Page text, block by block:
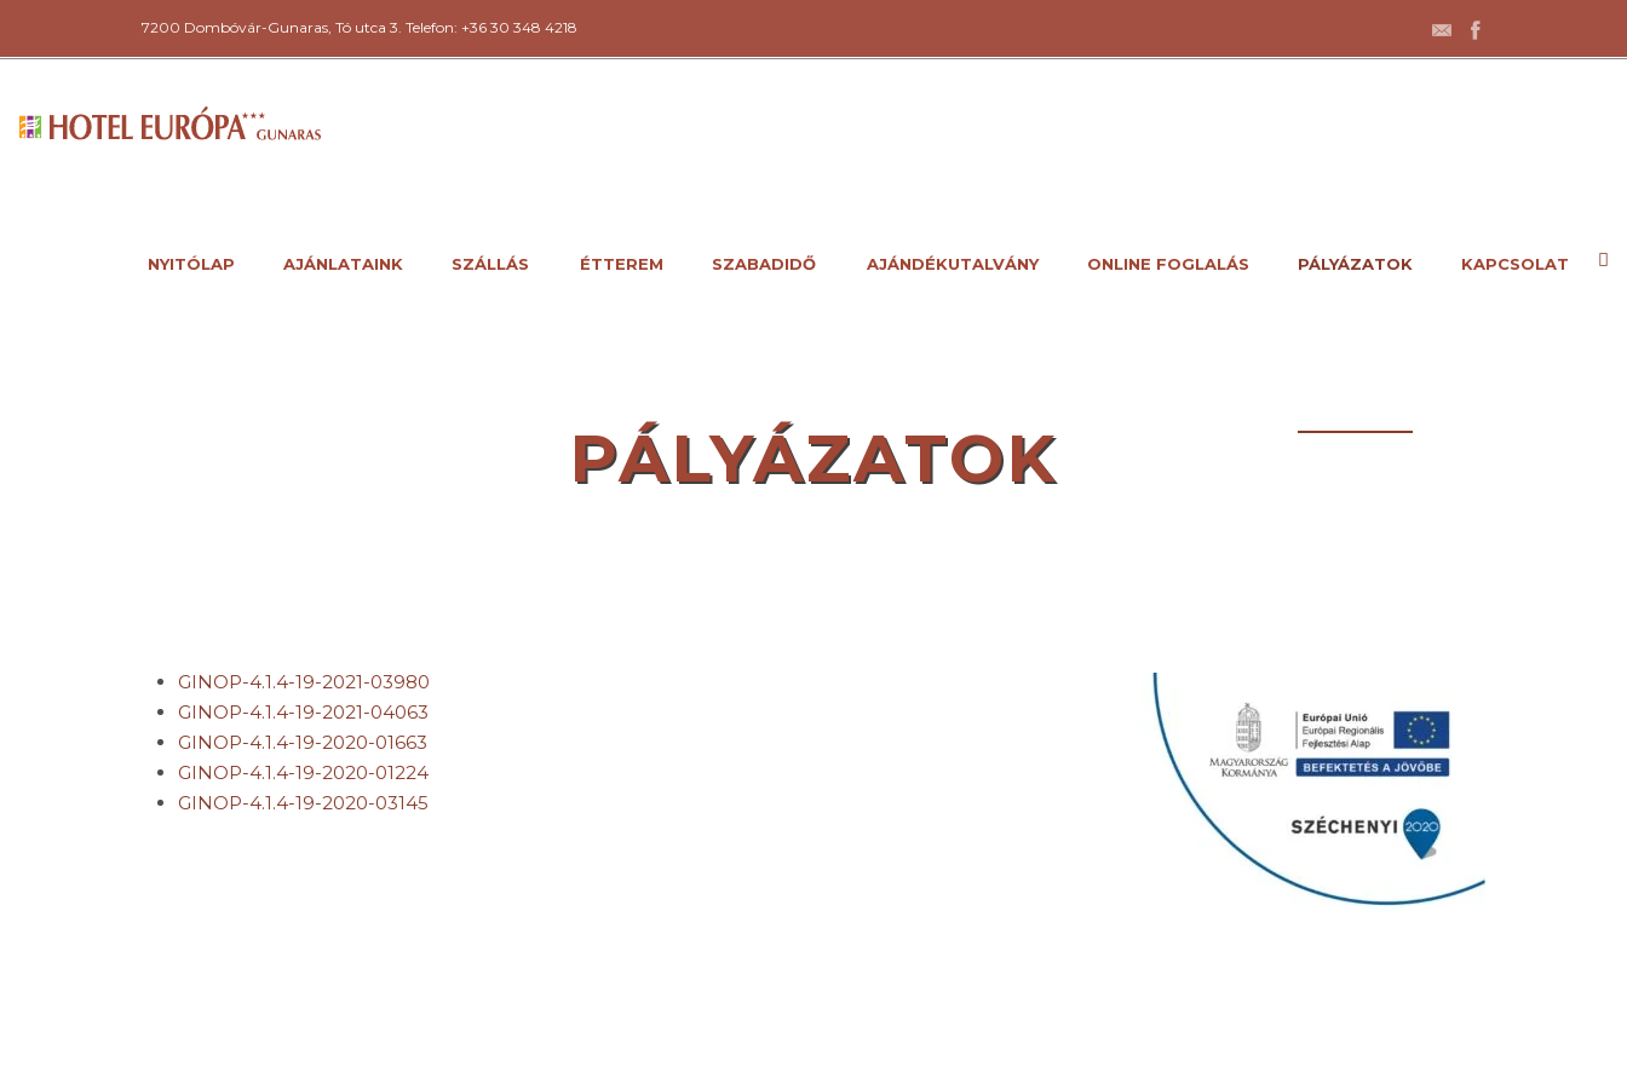
7200 Dombóvár-Gunaras, Tó utca 3. Telefon: +36 30 348 4218
NYITÓLAP AJÁNLATAINK SZÁLLÁS ÉTTEREM SZABADIDŐ AJÁNDÉKUTALVÁNY ONLINE FOGLALÁS PÁLYÁZATOK KAPCSOLAT
PÁLYÁZATOK
GINOP-4.1.4-19-2021-03980
GINOP-4.1.4-19-2021-04063
GINOP-4.1.4-19-2020-01663
GINOP-4.1.4-19-2020-01224
GINOP-4.1.4-19-2020-03145